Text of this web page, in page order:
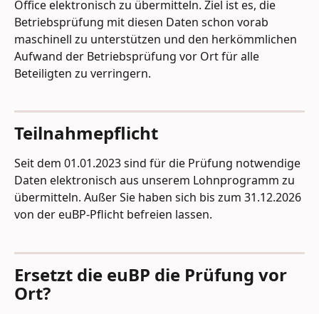
Office elektronisch zu übermitteln. Ziel ist es, die
Betriebsprüfung mit diesen Daten schon vorab
maschinell zu unterstützen und den herkömmlichen
Aufwand der Betriebsprüfung vor Ort für alle
Beteiligten zu verringern.
Teilnahmepflicht
Seit dem 01.01.2023 sind für die Prüfung notwendige
Daten elektronisch aus unserem Lohnprogramm zu
übermitteln. Außer Sie haben sich bis zum 31.12.2026
von der euBP-Pflicht befreien lassen.
Ersetzt die euBP die Prüfung vor
Ort?